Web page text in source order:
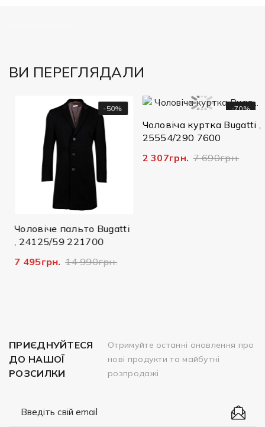
ВИ ПЕРЕГЛЯДАЛИ
-50%
Чоловіче пальто Bugatti
, 24125/59 221700
7 495грн. 14 990грн.
-70%
Чоловіча куртка Bugatti ,
25554/290 7600
2 307грн. 7 690грн.
ПРИЄДНУЙТЕСЯ
ДО НАШОЇ
РОЗСИЛКИ
Отримуйте останні оновлення про
нові продукти та майбутні
розпродажі